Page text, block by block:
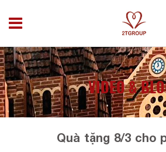
VIDEO &
Quà tặng 8/3 cho